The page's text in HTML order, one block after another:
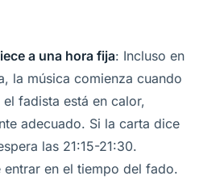
a una hora fija: Incluso en
la música comienza cuando
fadista está en calor,
adecuado. Si la carta dice
las 21:15-21:30.
en el tiempo del fado.